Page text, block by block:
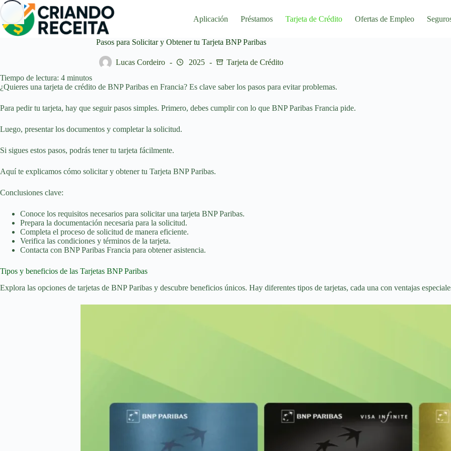
Saltar
contenido
Aplicación Préstamos Tarjeta de Crédito Ofertas de Empleo
Pasos para Solicitar y Obtener tu Tarjeta BNP Paribas
Lucas Cordeiro 2025
Tarjeta de Crédito
Tiempo de lectura: 4 minutos
¿Quieres una tarjeta de crédito de BNP Paribas en Francia? Es clave saber los pasos para evitar problemas.
Para pedir tu tarjeta, hay que seguir pasos simples. Primero, debes cumplir con lo que BNP Paribas Francia pide.
Luego, presentar los documentos y completar la solicitud.
Si sigues estos pasos, podrás tener tu tarjeta fácilmente.
Aquí te explicamos cómo solicitar y obtener tu Tarjeta BNP Paribas.
Conclusiones clave:
Conoce los requisitos necesarios para solicitar una tarjeta BNP Paribas.
Prepara la documentación necesaria para la solicitud.
Completa el proceso de solicitud de manera eficiente.
Verifica las condiciones y términos de la tarjeta.
Contacta con BNP Paribas Francia para obtener asistencia.
Tipos y beneficios de las Tarjetas BNP Paribas
Explora las opciones de tarjetas de BNP Paribas y descubre beneficios únicos. Hay diferentes tipos de tarjetas, cada una con ventajas